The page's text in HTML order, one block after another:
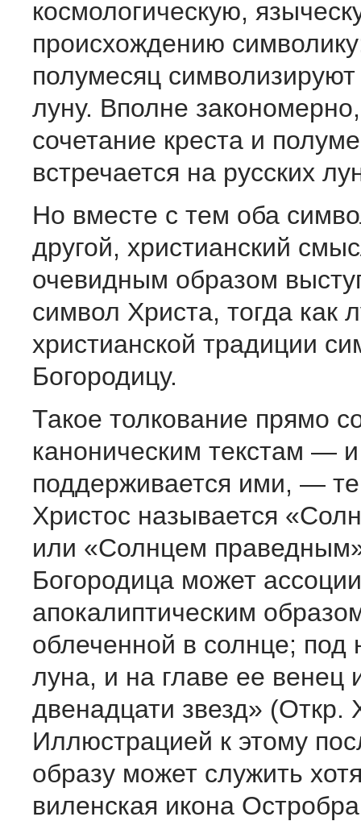
космологическую,
происхождению
полумесяц
луну. Вполне
сочетание креста и
встречается на русских
Но вместе с тем оба
другой, христианский
очевидным образом
символ Христа, тогда как
христианской традиции
Богородицу.
Такое толкование прямо
каноническим текстам — и
поддерживается ими, —
Христос называется
или «Солнцем
Богородица может
апокалиптическим
облеченной в солнце; под
луна, и на главе ее венец
двенадцати звезд» (Откр.
Иллюстрацией к этому
образу может служить
виленская икона